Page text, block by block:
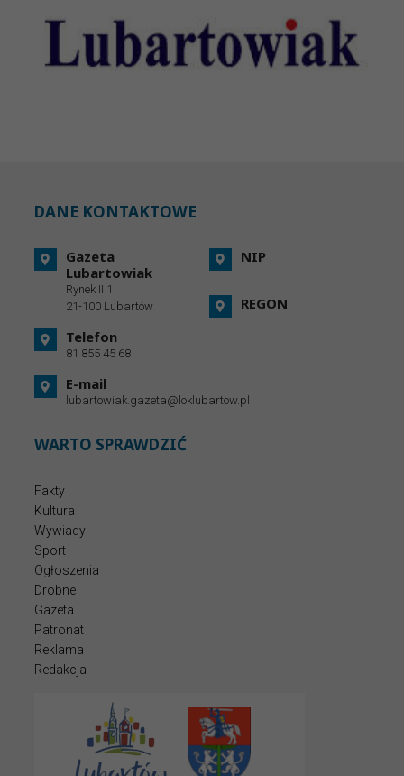
DANE KONTAKTOWE
Gazeta
Lubartowiak
Rynek II 1
21-100 Lubartów
Telefon
81 855 45 68
E-mail
lubartowiak.gazeta@loklubartow.pl
NIP
REGON
WARTO SPRAWDZIĆ
Fakty
Kultura
Wywiady
Sport
Ogłoszenia
Drobne
Gazeta
Patronat
Reklama
Redakcja